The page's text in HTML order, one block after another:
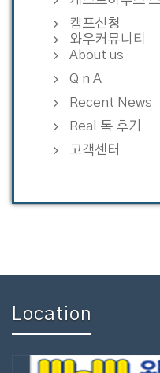
캠프신청
와우커뮤니티
About us
Q n A
Recent News
Real 톡 후기
고객센터
Location